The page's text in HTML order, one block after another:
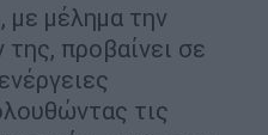
με μέλημα την
προβαίνει σε
τις